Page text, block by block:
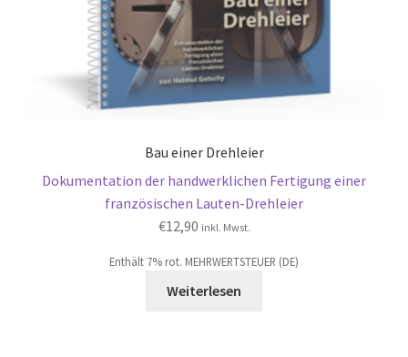
Bau einer Drehleier
Dokumentation der handwerklichen Fertigung einer
französischen Lauten-Drehleier
€12,90 inkl. Mwst.
Enthält 7% rot. MEHRWERTSTEUER (DE)
Weiterlesen